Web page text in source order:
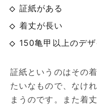
証紙がある
着丈が長い
150亀甲以上のデザ
証紙というのはその
たいなもので、なけ
まうのです。また着